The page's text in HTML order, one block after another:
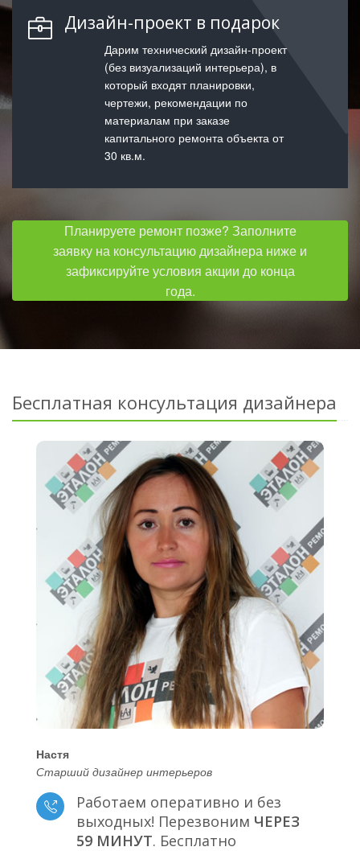
Дизайн-проект в подарок
Дарим технический дизайн-проект
(без визуализаций интерьера), в
который входят планировки,
чертежи, рекомендации по
материалам при заказе
капитального ремонта объекта от
30 кв.м.
Планируете ремонт позже? Заполните
заявку на консультацию дизайнера ниже и
зафиксируйте условия акции до конца
года.
Бесплатная консультация дизайнера
Настя
Старший дизайнер интерьеров
Работаем оперативно и без
выходных! Перезвоним ЧЕРЕЗ
59 МИНУТ. Бесплатно